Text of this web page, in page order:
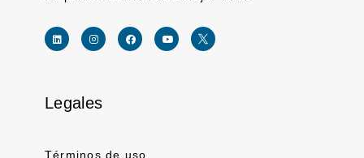
Legales
Términos de uso